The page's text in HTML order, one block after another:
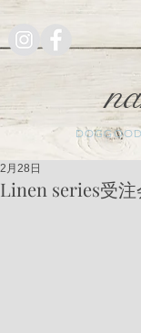
Linen series受
2月28日